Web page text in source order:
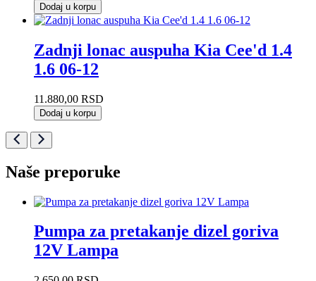
Dodaj u korpu
Zadnji lonac auspuha Kia Cee'd 1.4
1.6 06-12
11.880,00 RSD
Dodaj u korpu
Naše preporuke
Pumpa za pretakanje dizel goriva
12V Lampa